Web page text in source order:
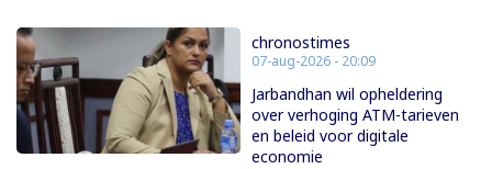
chronostimes
07-aug-2026 - 20:09
Jarbandhan wil opheldering
over verhoging ATM-tarieven
en beleid voor digitale
economie